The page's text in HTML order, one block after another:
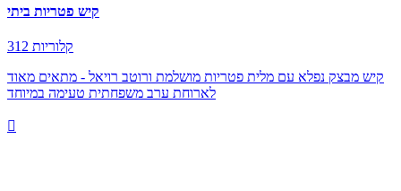
קיש פטריות ביתי
312 קלוריות
קיש מבצק נפלא עם מלית פטריות מושלמת ורוטב רויאל - מתאים מאוד
לארוחת ערב משפחתית טעימה במיוחד
